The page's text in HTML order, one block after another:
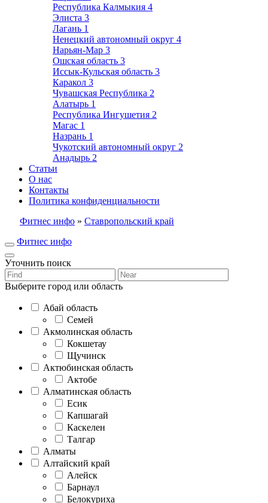
Республика Калмыкия 4
Элиста 3
Лагань 1
Ненецкий автономный округ 4
Нарьян-Мар 3
Ошская область 3
Иссык-Кульская область 3
Каракол 3
Чувашская Республика 2
Алатырь 1
Республика Ингушетия 2
Магас 1
Назрань 1
Чукотский автономный округ 2
Анадырь 2
Статьи
О нас
Контакты
Политика конфиденциальности
Фитнес инфо » Ставропольский край
Фитнес инфо
Уточнить поиск
Выберите город или область
Абай область
Семей
Акмолинская область
Кокшетау
Щучинск
Актюбинская область
Актобе
Алматинская область
Есик
Капшагай
Каскелен
Талгар
Алматы
Алтайский край
Алейск
Барнаул
Белокуриха